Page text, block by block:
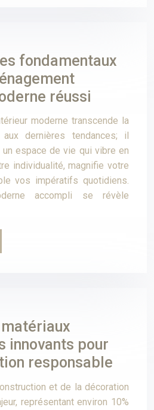
fondamentaux
réussi
moderne transcende la
dernières tendances; il
un espace de vie qui vibre en
individualité, magnifie votre
vos impératifs quotidiens.
accompli se révèle
innovants pour
responsable
et de la décoration
représentant environ 10%